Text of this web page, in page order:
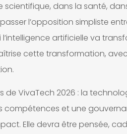
dans la santé,
l’opposition simpliste
artificielle va
cette transformation,
de VivaTech 2026 : la
et une
Elle devra être pensée,